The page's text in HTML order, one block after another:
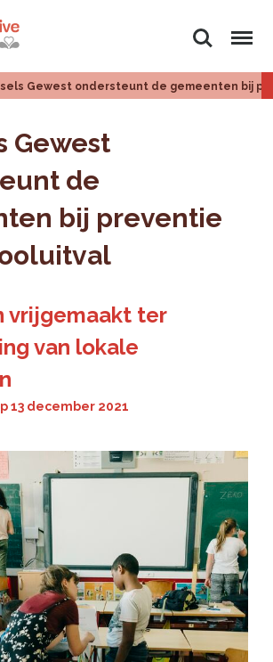
Zoeken Menu
Gewest ondersteunt de gemeenten bij
Gewest
de
bij preventie
vrijgemaakt ter
van lokale
13 december 2021